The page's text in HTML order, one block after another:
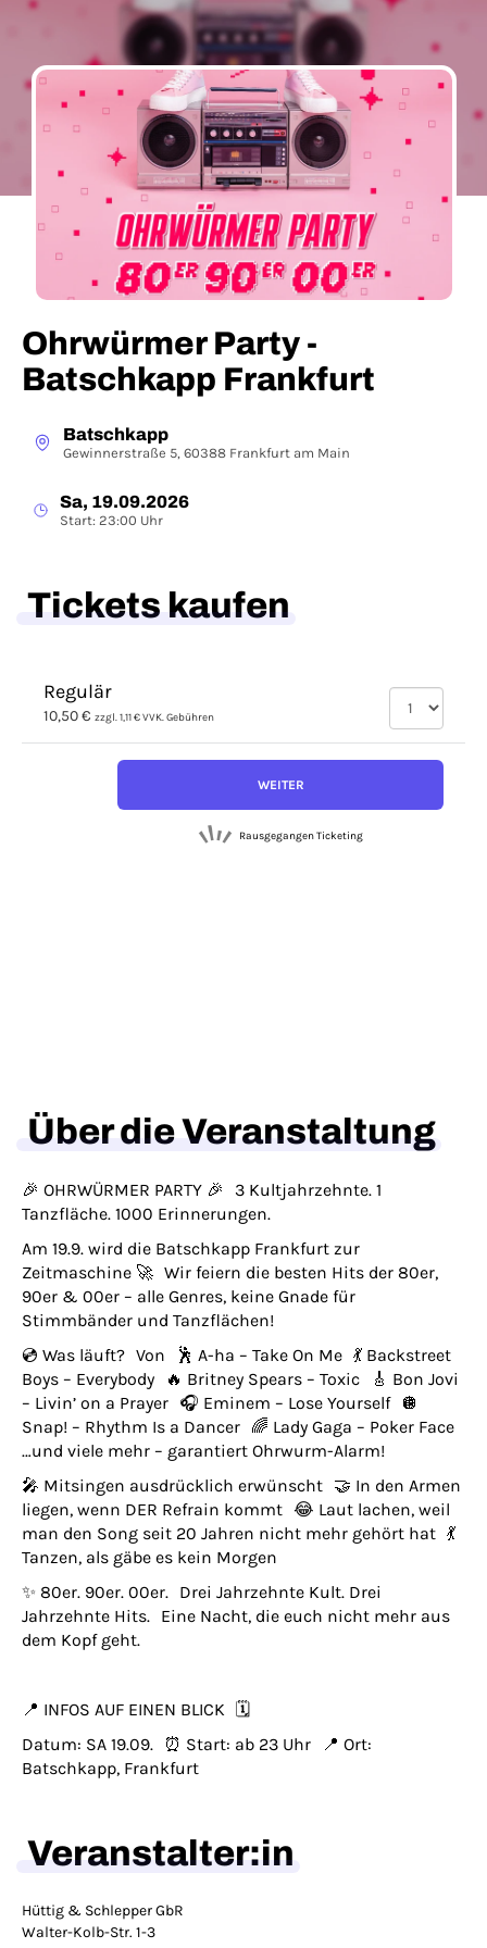
Ohrwürmer Party -
Batschkapp Frankfurt
Batschkapp
Gewinnerstraße 5, 60388 Frankfurt am Main
Sa, 19.09.2026
Start: 23:00 Uhr
Tickets kaufen
Regulär
10,50 € zzgl. 1,11 € VVK. Gebühren
WEITER
Rausgegangen Ticketing
Über die Veranstaltung
🎉 OHRWÜRMER PARTY 🎉 3 Kultjahrzehnte. 1
Tanzfläche. 1000 Erinnerungen.
Am 19.9. wird die Batschkapp Frankfurt zur
Zeitmaschine 🚀 Wir feiern die besten Hits der 80er,
90er & 00er – alle Genres, keine Gnade für
Stimmbänder und Tanzflächen!
💿 Was läuft? Von 🕺 A-ha – Take On Me 💃 Backstreet
Boys – Everybody 🔥 Britney Spears – Toxic 🎸 Bon Jovi
– Livin’ on a Prayer 🎧 Eminem – Lose Yourself 🪩
Snap! – Rhythm Is a Dancer 🌈 Lady Gaga – Poker Face
…und viele mehr – garantiert Ohrwurm-Alarm!
🎤 Mitsingen ausdrücklich erwünscht 🤝 In den Armen
liegen, wenn DER Refrain kommt 😂 Laut lachen, weil
man den Song seit 20 Jahren nicht mehr gehört hat 💃
Tanzen, als gäbe es kein Morgen
✨ 80er. 90er. 00er. Drei Jahrzehnte Kult. Drei
Jahrzehnte Hits. Eine Nacht, die euch nicht mehr aus
dem Kopf geht.
📍 INFOS AUF EINEN BLICK 🗓
Datum: SA 19.09. ⏰ Start: ab 23 Uhr 📍 Ort:
Batschkapp, Frankfurt
Veranstalter:in
Hüttig & Schlepper GbR
Walter-Kolb-Str. 1-3